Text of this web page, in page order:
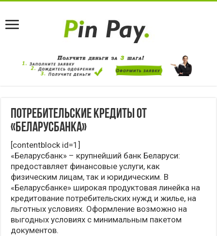
Потребительские кредиты от
«Беларусбанка»
[contentblock id=1]
«Беларусбанк» – крупнейший банк Беларуси:
предоставляет финансовые услуги, как
физическим лицам, так и юридическим. В
«Беларусбанке» широкая продуктовая линейка на
кредитование потребительских нужд и жилье, на
льготных условиях. Оформление возможно на
выгодных условиях с минимальным пакетом
документов.